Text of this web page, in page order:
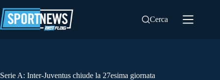
al
contenuto
Cerca
Serie A: Inter-Juventus chiude la 27esima giornata